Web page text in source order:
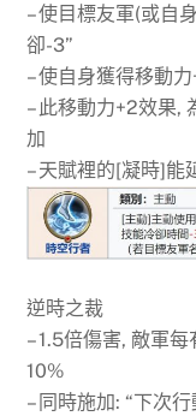
– 使目標友軍(或自
卻-3”
– 使自身獲得移動
– 此移動力+2效果,
加
– 天賦裡的[凝時]能
逆時之裁
– 1.5倍傷害, 敵軍
10%
– 同時施加: “下次